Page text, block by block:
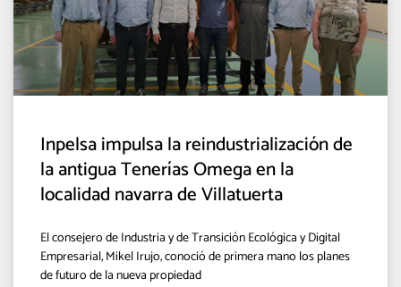
Inpelsa impulsa la reindustrialización de
la antigua Tenerías Omega en la
localidad navarra de Villatuerta
El consejero de Industria y de Transición Ecológica y Digital
Empresarial, Mikel Irujo, conoció de primera mano los planes
de futuro de la nueva propiedad